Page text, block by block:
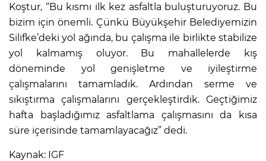
Koştur, “Bu kısmı ilk kez asfaltla buluşturuyoruz. Bu
bizim için önemli. Çünkü Büyükşehir Belediyemizin
Silifke’deki yol ağında, bu çalışma ile birlikte stabilize
yol kalmamış oluyor. Bu mahallelerde kış
döneminde yol genişletme ve iyileştirme
çalışmalarını tamamladık. Ardından serme ve
sıkıştırma çalışmalarını gerçekleştirdik. Geçtiğimiz
hafta başladığımız asfaltlama çalışmasını da kısa
süre içerisinde tamamlayacağız” dedi.
Kaynak: IGF